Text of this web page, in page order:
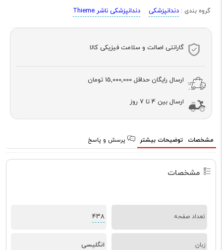
گروه بندی : دندانپزشکی دندانپزشکی ناشر Thieme
گارانتی اصالت و سلامت فیزیکی کالا
ارسال رایگان حداقل 15,000,000 تومان
ارسال بین 4 تا 7 روز
مشخصات توضیحات بیشتر پرسش و پاسخ
مشخصات
تعداد صفحه 438
زبان انگلیسی